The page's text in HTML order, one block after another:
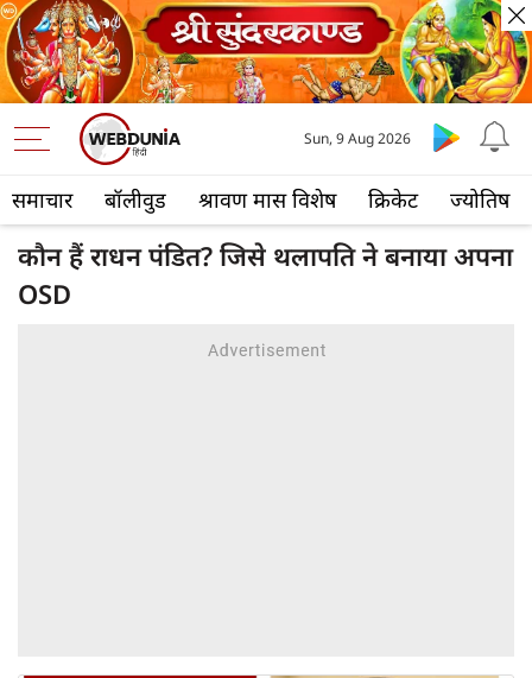
समाचार बॉलीवुड श्रावण मास विशेष क्रिकेट ज्योतिष
Sun, 9 Aug 2026
कौन हैं राधन पंडित? जिसे थलापति ने बनाया अपना
OSD